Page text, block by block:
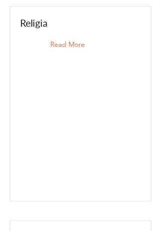
Religia
Read More